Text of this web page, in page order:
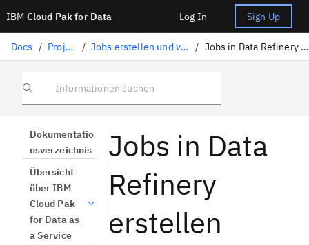
IBM Cloud Pak for Data Log In Sign Up
Docs / Projekte / Jobs erstellen und verwalten / Jobs in Data Refinery erstellen
Informationen suchen
Dokumentatio
nsverzeichnis
Übersicht
über IBM
Cloud Pak
for Data as
a Service
Jobs in Data
Refinery
erstellen